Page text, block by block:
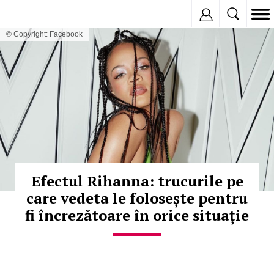
© Copyright: Facebook
Efectul Rihanna: trucurile pe
care vedeta le folosește pentru
fi încrezătoare în orice situație